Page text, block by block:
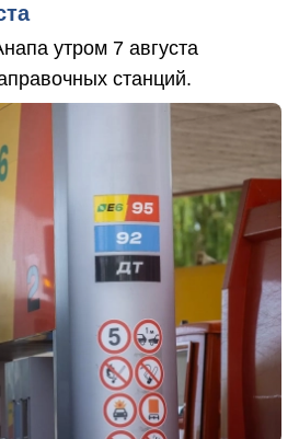
утром 7 августа
станций.